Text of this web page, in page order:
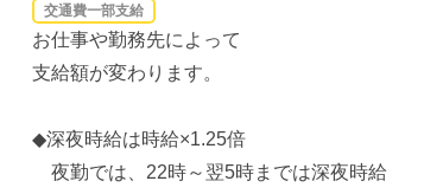
交通費一部支給
お仕事や勤務先によって
支給額が変わります。
◆深夜時給は時給×1.25倍
夜勤では、22時～翌5時までは深夜時給